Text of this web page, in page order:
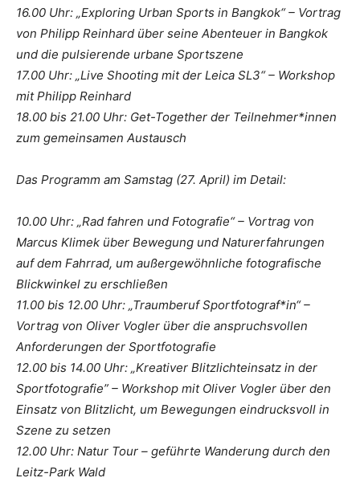
16.00 Uhr: „Exploring Urban Sports in Bangkok“ – Vortrag
von Philipp Reinhard über seine Abenteuer in Bangkok
und die pulsierende urbane Sportszene
17.00 Uhr: „Live Shooting mit der Leica SL3“ – Workshop
mit Philipp Reinhard
18.00 bis 21.00 Uhr: Get-Together der Teilnehmer*innen
zum gemeinsamen Austausch
Das Programm am Samstag (27. April) im Detail:
10.00 Uhr: „Rad fahren und Fotografie“ – Vortrag von
Marcus Klimek über Bewegung und Naturerfahrungen
auf dem Fahrrad, um außergewöhnliche fotografische
Blickwinkel zu erschließen
11.00 bis 12.00 Uhr: „Traumberuf Sportfotograf*in“ –
Vortrag von Oliver Vogler über die anspruchsvollen
Anforderungen der Sportfotografie
12.00 bis 14.00 Uhr: „Kreativer Blitzlichteinsatz in der
Sportfotografie” – Workshop mit Oliver Vogler über den
Einsatz von Blitzlicht, um Bewegungen eindrucksvoll in
Szene zu setzen
12.00 Uhr: Natur Tour – geführte Wanderung durch den
Leitz-Park Wald